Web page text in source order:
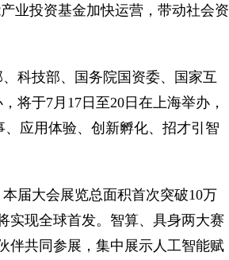
业投资基金加快运营，带动社会资
科技部、国务院国资委、国家互
将于7月17日至20日在上海举办，
应用体验、创新孵化、招才引智
届大会展览总面积首次突破10万
实现全球首发。智算、具身两大赛
伴共同参展，集中展示人工智能赋